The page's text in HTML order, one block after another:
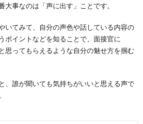
大事なのは「声に出す」ことです。
いてみて、自分の声色や話している内容の
ポイントなどを知ることで、面接官に
思ってもらえるような自分の魅せ方を掴む
、誰が聞いても気持ちがいいと思える声で